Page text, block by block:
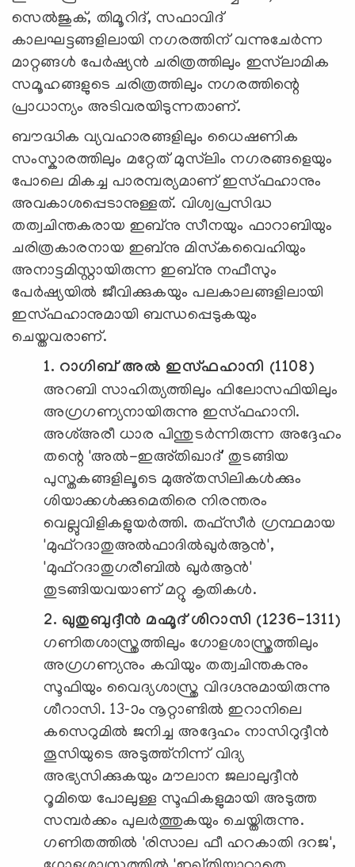
സെല്‍ജുക്, തിമൂറിദ്, സഫാവിദ്
കാലഘട്ടങ്ങളിലായി നഗരത്തിന് വന്നുചേര്‍ന്ന
മാറ്റങ്ങള്‍ പേര്‍ഷ്യന്‍ ചരിത്രത്തിലും ഇസ്‍ലാമിക
സമൂഹങ്ങളുടെ ചരിത്രത്തിലും നഗരത്തിന്റെ
പ്രാധാന്യം അടിവരയിടുന്നതാണ്.
ബൗദ്ധിക വ്യവഹാരങ്ങളിലും ധൈഷണിക
സംസ്കാരത്തിലും മറ്റേത് മുസ്‌ലിം നഗരങ്ങളെയും
പോലെ മികച്ച പാരമ്പര്യമാണ് ഇസ്ഫഹാനും
അവകാശപ്പെടാനുള്ളത്. വിശ്വപ്രസിദ്ധ
തത്വചിന്തകരായ ഇബ്‌നു സീനയും ഫാറാബിയും
ചരിത്രകാരനായ ഇബ്‌നു മിസ്‌കവൈഹിയും
അനാട്ടമിസ്റ്റായിരുന്ന ഇബ്‌നു നഫീസും
പേര്‍ഷ്യയില്‍ ജീവിക്കുകയും പലകാലങ്ങളിലായി
ഇസ്ഫഹാനുമായി ബന്ധപ്പെടുകയും
ചെയ്തവരാണ്.
1. റാഗിബ് അല്‍ ഇസ്ഫഹാനി (1108)
അറബി സാഹിത്യത്തിലും ഫിലോസഫിയിലും
അഗ്രഗണ്യനായിരുന്നു ഇസ്ഫഹാനി.
അശ്അരീ ധാര പിന്തുടര്‍ന്നിരുന്ന അദ്ദേഹം
തന്റെ 'അല്‍-ഇഅ്തിഖാദ്' തുടങ്ങിയ
പുസ്തകങ്ങളിലൂടെ മുഅ്തസിലികള്‍ക്കും
ശിയാക്കള്‍ക്കുമെതിരെ നിരന്തരം
വെല്ലുവിളികളുയര്‍ത്തി. തഫ്‌സീര്‍ ഗ്രന്ഥമായ
'മുഫ്‌റദാതുഅല്‍ഫാദില്‍ഖുര്‍ആന്‍',
'മുഫ്‌റദാതുഗരീബില്‍ ഖുര്‍ആന്‍'
തുടങ്ങിയവയാണ് മറ്റു കൃതികള്‍.
2. ഖുതുബുദ്ദീന്‍ മഹ്മൂദ് ശിറാസി (1236-1311)
ഗണിതശാസ്ത്രത്തിലും ഗോളശാസ്ത്രത്തിലും
അഗ്രഗണ്യനും കവിയും തത്വചിന്തകനും
സൂഫിയും വൈദ്യശാസ്ത്ര വിദഗ്ദനുമായിരുന്നു
ശീറാസി. 13-ാം നൂറ്റാണ്ടില്‍ ഇറാനിലെ
കസെറുമില്‍ ജനിച്ച അദ്ദേഹം നാസിറുദ്ദീന്‍
തൂസിയുടെ അടുത്ത്നിന്ന് വിദ്യ
അഭ്യസിക്കുകയും മൗലാന ജലാലുദ്ദീന്‍
റൂമിയെ പോലുള്ള സൂഫികളുമായി അടുത്ത
സമ്പര്‍ക്കം പുലര്‍ത്തുകയും ചെയ്തിരുന്നു.
ഗണിതത്തില്‍ 'രിസാല ഫീ ഹറകാതി ദറജ',